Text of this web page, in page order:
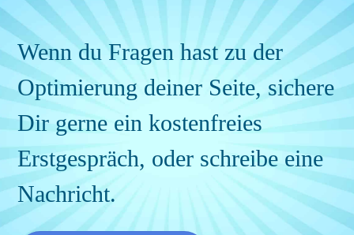
Wenn du Fragen hast zu der
Optimierung deiner Seite, sichere
Dir gerne ein kostenfreies
Erstgespräch, oder schreibe eine
Nachricht.